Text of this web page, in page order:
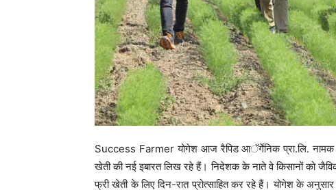
Success Farmer योगेश आज रैपिड आॅर्गेनिक प्रा.लि.
खेती की नई इबारत लिख रहे हैं। निदेशक के नाते वे किसानों को
फ्री खेती के लिए दिन-रात प्रोत्साहित कर रहे हैं। योगेश के